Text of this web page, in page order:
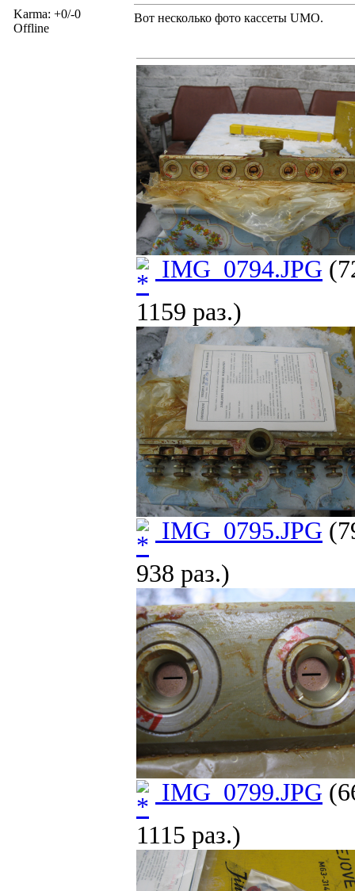
Karma: +0/-0
Offline
Вот несколько фото кассеты UMO.
IMG_0794.JPG
1159 раз.)
IMG_0795.JPG
938 раз.)
IMG_0799.JPG
1115 раз.)